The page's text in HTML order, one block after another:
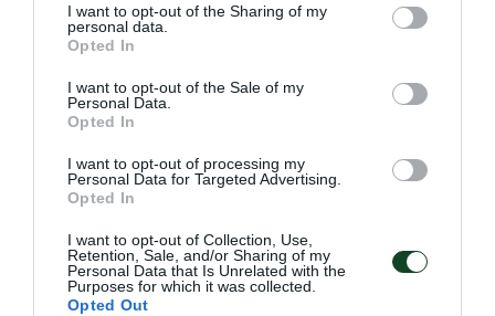
not limited to your visit or usage behaviour. You may click to
grant or deny consent to Google and its third-party tags to
use your data for below specified purposes in below Google
consent section.
I want to opt-out of the Sharing of my
personal data.
Opted In
I want to opt-out of the Sale of my
Personal Data.
Opted In
I want to opt-out of processing my
Personal Data for Targeted Advertising.
Opted In
I want to opt-out of Collection, Use,
Retention, Sale, and/or Sharing of my
Personal Data that Is Unrelated with the
Purposes for which it was collected.
Opted Out
Σαν σήμερα το 2021-«Χάλκινοι»
στο Παγκόσμιο
Τεράστια επιτυχία για το τμήμα ξιφασκίας με αμαξίδιο του
Παναθηναϊκού καθώς οι Τριανταφύλλου και Ντούνης
έκαναν γνωστό το όνομα του Συλλόγου παγκοσμίως.
09.07.2025 ΞΙΦΑΣΚΙΑ ΜΕ ΑΜΑΞΙΔΙΟ